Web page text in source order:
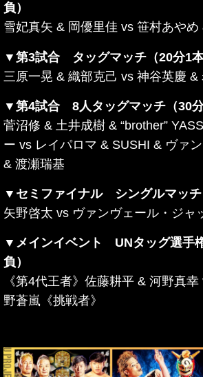
負）
雪妃真矢 & 岡優里佳 vs 笹村あやめ
▼第3試合 タッグマッチ（20分1本
三原一晃 & 織部克己 vs 神谷英慶 &
▼第4試合 8人タッグマッチ（30分
菅沼修 & 土井成樹 & “brother”
ー vs レイパロマ & SUSHI & ヴァ
& 渡瀬瑞基
▼セミファイナル シングルマッチ
矢野啓太 vs ヴァンヴェール・ジャ
▼メインイベント UNタッグ選手
負）
《第4代王者》佐藤耕平 & 河野真幸
野蒼嵐《挑戦者》